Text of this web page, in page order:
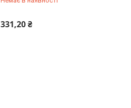
331,20 ₴
+380 (96) 246-24-66